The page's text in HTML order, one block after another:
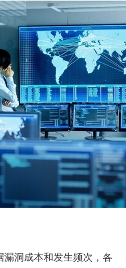
洞成本和发生频次，各